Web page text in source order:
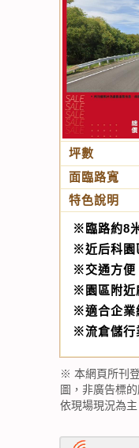
坪數
面臨路寬
特色說明
※臨路約8
※近后科園
※交通方便
※園區附近
※適合企業
※流倉儲行
※ 本網頁所刊
圖，非廣告標
依現場現況為主